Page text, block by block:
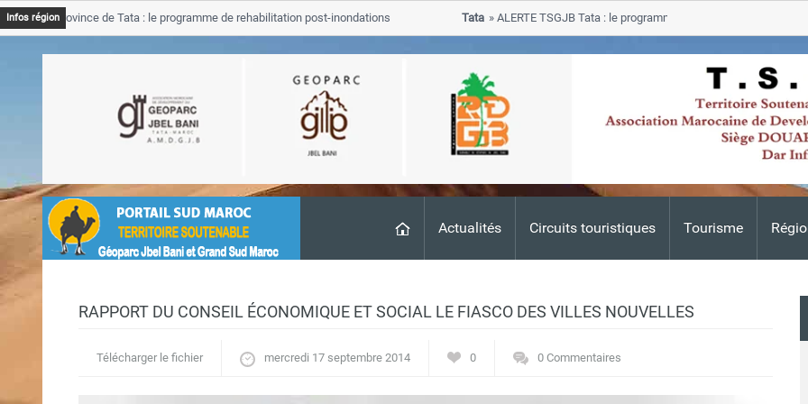
Actualités Circuits touristiques Tourisme
Infos régionProvince de Tata : le programme de rehabilitation post-inondations
ALERTE TSGJB Tata : le programme de rehabilitation post-
progresse dans les zones sinistrees
RAPPORT DU CONSEIL ÉCONOMIQUE ET SOCIAL LE FIASCO DES VILLES NOUVELLES
Télécharger le fichier mercredi 17 septembre 2014 0 0 Commentaires